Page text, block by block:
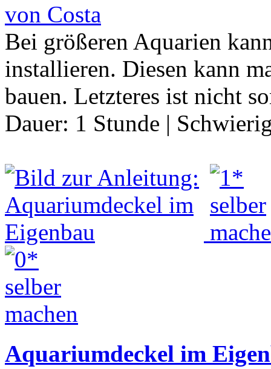
von Costa
Bei größeren Aquarien
installieren. Diesen kann
bauen. Letzteres ist nicht
Dauer: 1 Stunde |
Aquariumdeckel im